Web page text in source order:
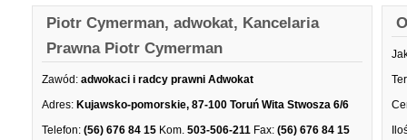
Piotr Cymerman, adwokat, Kancelaria
Prawna Piotr Cymerman
Zawód: adwokaci i radcy prawni Adwokat
Adres: Kujawsko-pomorskie, 87-100 Toruń Wita Stwosza 6/6
Telefon: (56) 676 84 15 Kom. 503-506-211 Fax: (56) 676 84 15